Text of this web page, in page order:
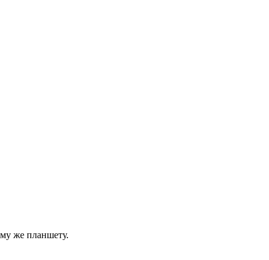
же планшету.